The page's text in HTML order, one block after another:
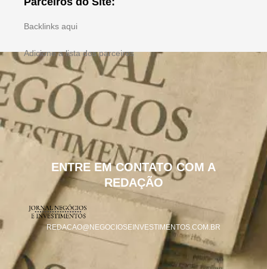
Backlinks aqui
Adicione a lista dos parceiros
ENTRE EM CONTATO COM A
REDAÇÃO
REDACAO@NEGOCIOSEINVESTIMENTOS.COM.BR